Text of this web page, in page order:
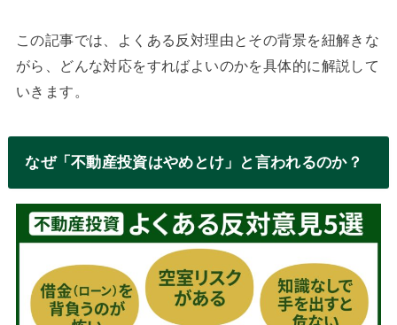
この記事では、よくある反対理由とその背景を紐解きな
がら、どんな対応をすればよいのかを具体的に解説して
いきます。
なぜ「不動産投資はやめとけ」と言われるのか？